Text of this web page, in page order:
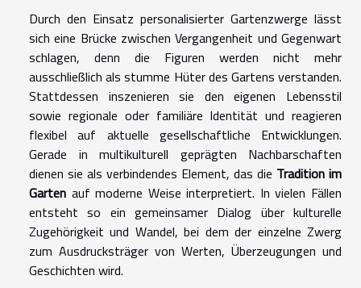
Durch den Einsatz personalisierter Gartenzwerge lässt
sich eine Brücke zwischen Vergangenheit und Gegenwart
schlagen, denn die Figuren werden nicht mehr
ausschließlich als stumme Hüter des Gartens verstanden.
Stattdessen inszenieren sie den eigenen Lebensstil
sowie regionale oder familiäre Identität und reagieren
flexibel auf aktuelle gesellschaftliche Entwicklungen.
Gerade in multikulturell geprägten Nachbarschaften
dienen sie als verbindendes Element, das die Tradition im
Garten auf moderne Weise interpretiert. In vielen Fällen
entsteht so ein gemeinsamer Dialog über kulturelle
Zugehörigkeit und Wandel, bei dem der einzelne Zwerg
zum Ausdrucksträger von Werten, Überzeugungen und
Geschichten wird.